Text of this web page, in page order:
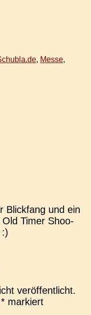
, Messe,
Blick­fang und ein
Old Timer Shoo­
:)
veröffentlicht.
* markiert